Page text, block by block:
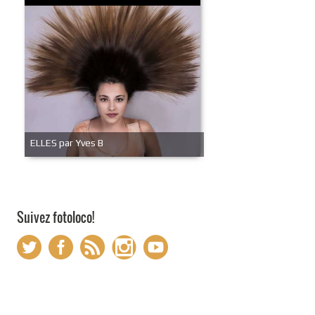
ELLES par Yves B
Suivez fotoloco!